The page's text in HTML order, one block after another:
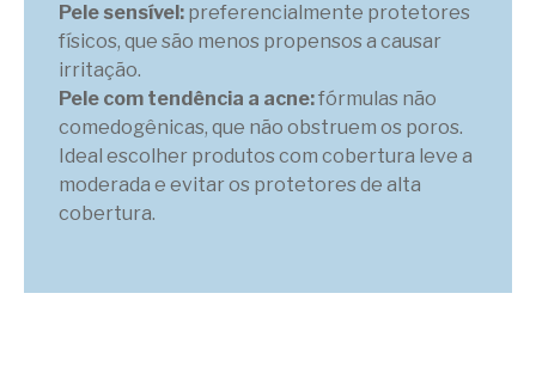
Pele sensível: preferencialmente protetores
físicos, que são menos propensos a causar
irritação.
Pele com tendência a acne:fórmulas não
comedogênicas, que não obstruem os poros.
Ideal escolher produtos com cobertura leve a
moderada e evitar os protetores de alta
cobertura.